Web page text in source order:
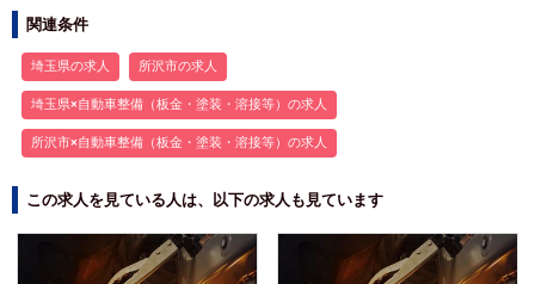
関連条件
埼玉県の求人 所沢市の求人
埼玉県×自動車整備（板金・塗装・溶接等）の求人
所沢市×自動車整備（板金・塗装・溶接等）の求人
この求人を見ている人は、以下の求人も見ています